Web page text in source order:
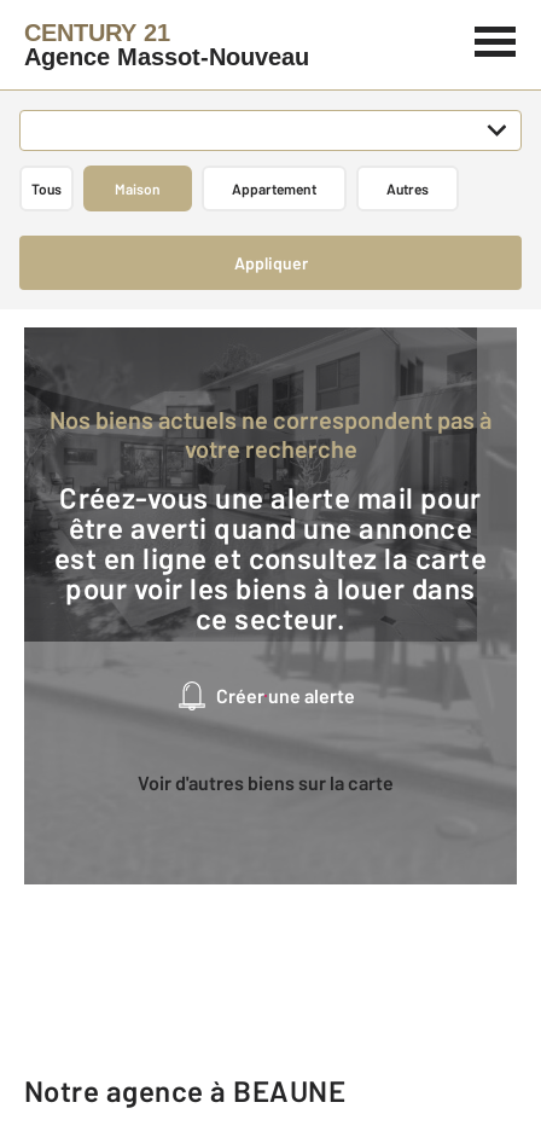
CENTURY 21
Agence Massot-Nouveau
Tous Maison Appartement Autres
Appliquer
Nos biens actuels ne correspondent pas à
votre recherche
Créez-vous une alerte mail pour
être averti quand une annonce
est en ligne et consultez la carte
pour voir les biens à louer dans
ce secteur.
Créer une alerte
Voir d'autres biens sur la carte
Notre agence à BEAUNE